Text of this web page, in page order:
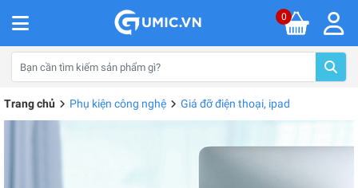
0
Trang chủ Phụ kiện công nghệ Giá đỡ điện thoại, ipad